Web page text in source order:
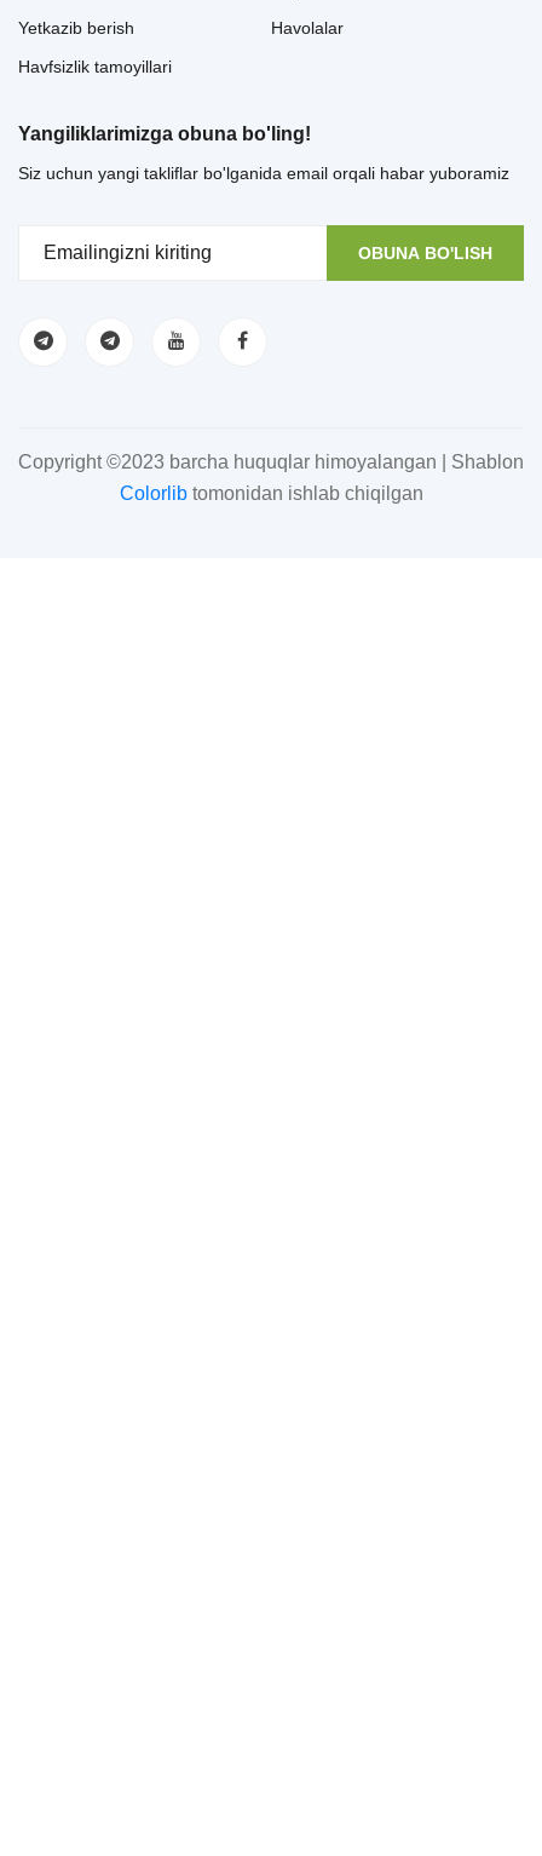
Yetkazib berish
Havfsizlik tamoyillari
Havolalar
Yangiliklarimizga obuna bo'ling!
Siz uchun yangi takliflar bo'lganida email orqali habar yuboramiz
OBUNA BO'LISH
Copyright ©2023 barcha huquqlar himoyalangan | Shablon
Colorlibtomonidan ishlab chiqilgan